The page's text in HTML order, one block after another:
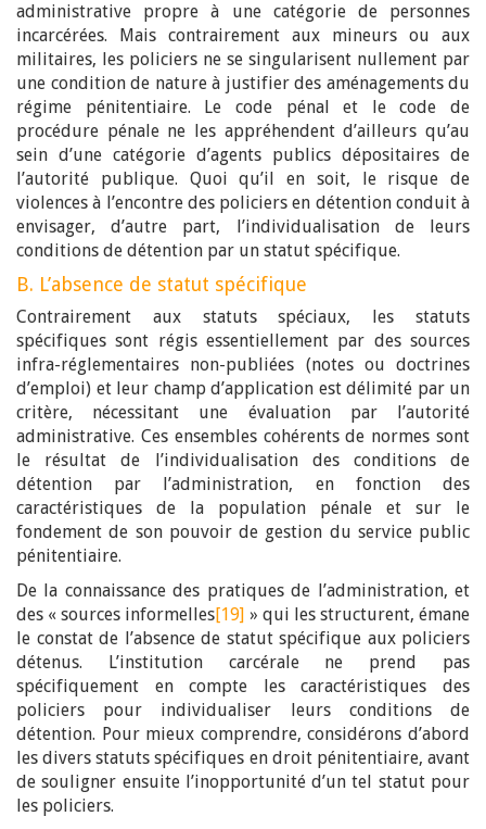
administrative propre à une catégorie de personnes
incarcérées. Mais contrairement aux mineurs ou aux
militaires, les policiers ne se singularisent nullement par
une condition de nature à justifier des aménagements du
régime pénitentiaire. Le code pénal et le code de
procédure pénale ne les appréhendent d’ailleurs qu’au
sein d’une catégorie d’agents publics dépositaires de
l’autorité publique. Quoi qu’il en soit, le risque de
violences à l’encontre des policiers en détention conduit à
envisager, d’autre part, l’individualisation de leurs
conditions de détention par un statut spécifique.
B. L’absence de statut spécifique
Contrairement aux statuts spéciaux, les statuts
spécifiques sont régis essentiellement par des sources
infra-réglementaires non-publiées (notes ou doctrines
d’emploi) et leur champ d’application est délimité par un
critère, nécessitant une évaluation par l’autorité
administrative. Ces ensembles cohérents de normes sont
le résultat de l’individualisation des conditions de
détention par l’administration, en fonction des
caractéristiques de la population pénale et sur le
fondement de son pouvoir de gestion du service public
pénitentiaire.
De la connaissance des pratiques de l’administration, et
des « sources informelles[19] » qui les structurent, émane
le constat de l’absence de statut spécifique aux policiers
détenus. L’institution carcérale ne prend pas
spécifiquement en compte les caractéristiques des
policiers pour individualiser leurs conditions de
détention. Pour mieux comprendre, considérons d’abord
les divers statuts spécifiques en droit pénitentiaire, avant
de souligner ensuite l’inopportunité d’un tel statut pour
les policiers.